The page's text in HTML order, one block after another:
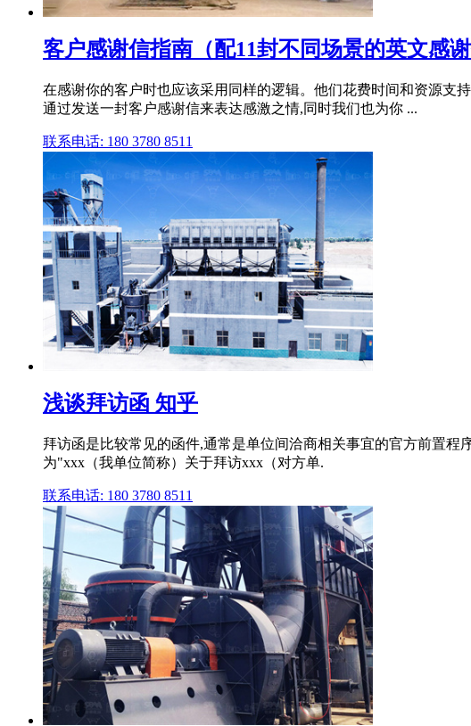
客户感谢信指南（配11封不同场景的英文感谢
在感谢你的客户时也应该采用同样的逻辑。他们花费时间和资源支
通过发送一封客户感谢信来表达感激之情,同时我们也为你 ...
联系电话: 180 3780 8511
浅谈拜访函 知乎
拜访函是比较常见的函件,通常是单位间洽商相关事宜的官方前置
为"xxx（我单位简称）关于拜访xxx（对方单.
联系电话: 180 3780 8511